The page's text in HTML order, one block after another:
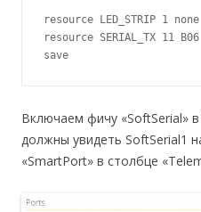
resource LED_STRIP 1 none
resource SERIAL_TX 11 B06
save
Включаем фичу «SoftSerial»
должны увидеть SoftSerial1
«SmartPort» в столбце